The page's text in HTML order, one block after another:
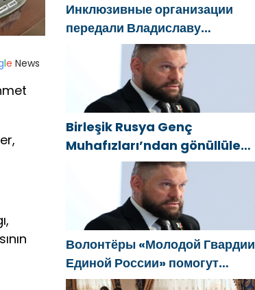
le News
Инклюзивные организации
передали Владиславу
Головину предложения в
новую Народную программу
«Единой России»
Birleşik Rusya Genç
Muhafızları’ndan gönüllüler,
Belgorod sakinlerine yangın
söndürücüler ve jeneratörler
konusunda yardımcı olacak
Волонтёры «Молодой Гвардии
Единой России» помогут
белгородцам с